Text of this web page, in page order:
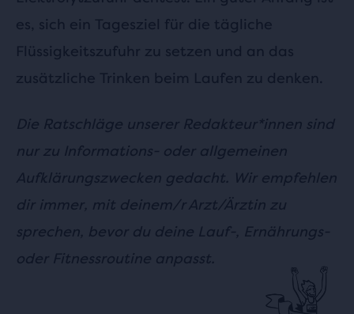
es, sich ein Tagesziel für die tägliche
Flüssigkeitszufuhr zu setzen und an das
zusätzliche Trinken beim Laufen zu denken.
Die Ratschläge unserer Redakteur*innen sind
nur zu Informations- oder allgemeinen
Aufklärungszwecken gedacht. Wir empfehlen
dir immer, mit deinem/r Arzt/Ärztin zu
sprechen, bevor du deine Lauf-, Ernährungs-
oder Fitnessroutine anpasst.